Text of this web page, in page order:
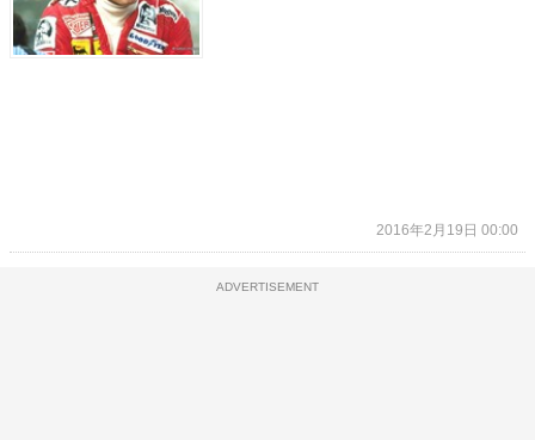
2016年2月19日 00:00
ADVERTISEMENT